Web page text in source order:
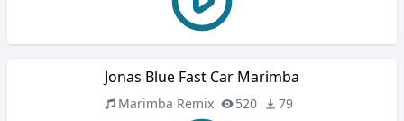
Jonas Blue Fast Car Marimba
Marimba Remix 520 79